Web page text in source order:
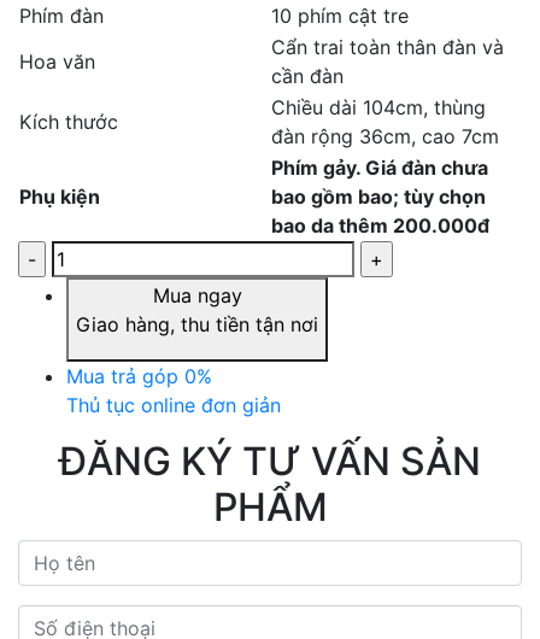
Phím đàn
10 phím cật tre
Hoa văn
Cẩn trai toàn thân đàn và
cần đàn
Kích thước
Chiều dài 104cm, thùng
đàn rộng 36cm, cao 7cm
Phụ kiện
Phím gảy. Giá đàn chưa
bao gồm bao; tùy chọn
bao da thêm 200.000đ
Mua ngay
Giao hàng, thu tiền tận nơi
Mua trả góp 0%
Thủ tục online đơn giản
ĐĂNG KÝ TƯ VẤN SẢN
PHẨM